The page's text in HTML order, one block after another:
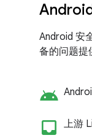
Android 安
备的问题提
android
上游